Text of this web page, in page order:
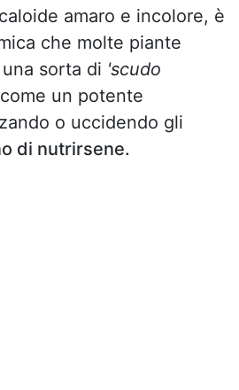
amaro e incolore, è
che molte piante
sorta di 'scudo
un potente
o uccidendo gli
di nutrirsene.